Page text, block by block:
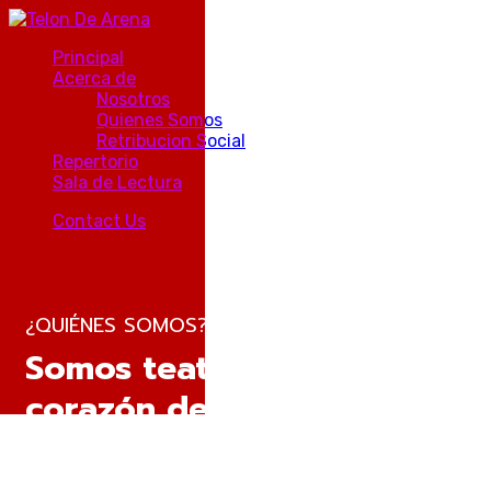
Principal
Acerca de
Nosotros
Quienes Somos
Retribucion Social
Repertorio
Sala de Lectura
Contact Us
¿QUIÉNES SOMOS?
Somos teatro en
corazón de la ciudad